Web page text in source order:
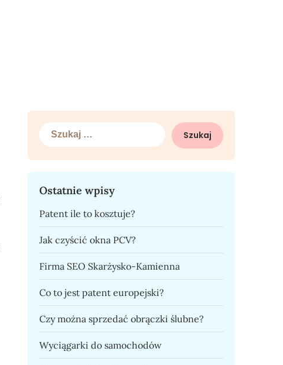
Szukaj:
Ostatnie wpisy
Patent ile to kosztuje?
Jak czyścić okna PCV?
Firma SEO Skarżysko-Kamienna
Co to jest patent europejski?
Czy można sprzedać obrączki ślubne?
Wyciągarki do samochodów